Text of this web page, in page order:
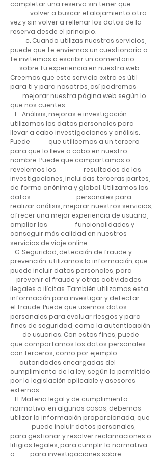
completar una reserva sin tener que
volver a buscar el alojamiento otra
vez y sin volver a rellenar los datos de la
reserva desde el principio.
c. Cuando utilizas nuestros servicios,
puede que te enviemos un cuestionario o
te invitemos a escribir un comentario
sobre tu experiencia en nuestra web.
Creemos que este servicio extra es útil
para ti y para nosotros, así podremos
mejorar nuestra página web según lo
que nos cuentes.
F. Análisis, mejoras e investigación:
utilizamos los datos personales para
llevar a cabo investigaciones y análisis.
Puede que utilicemos a un tercero
para que lo lleve a cabo en nuestro
nombre. Puede que compartamos o
revelemos los resultados de las
investigaciones, incluidas terceras partes,
de forma anónima y global. Utilizamos los
datos personales para
realizar análisis, mejorar nuestros servicios,
ofrecer una mejor experiencia de usuario,
ampliar las funcionalidades y
conseguir más calidad en nuestros
servicios de viaje online.
G. Seguridad, detección de fraude y
prevención: utilizamos la información, que
puede incluir datos personales, para
prevenir el fraude y otras actividades
ilegales o ilícitas. También utilizamos esta
información para investigar y detectar
el fraude. Puede que usemos datos
personales para evaluar riesgos y para
fines de seguridad, como la autenticación
de usuarios. Con estos fines, puede
que compartamos los datos personales
con terceros, como por ejemplo
autoridades encargadas del
cumplimiento de la ley, según lo permitido
por la legislación aplicable y asesores
externos.
H. Materia legal y de cumplimiento
normativo: en algunos casos, debemos
utilizar la información proporcionada, que
puede incluir datos personales,
para gestionar y resolver reclamaciones o
litigios legales, para cumplir la normativa
o para investigaciones sobre